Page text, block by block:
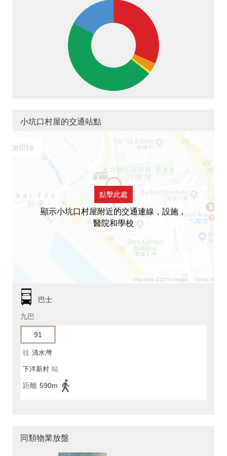
小坑口村屋的交通站點
點擊此處
顯示小坑口村屋附近的交通連線，設施，
醫院和學校
巴士
九巴
91
往 清水灣
下洋新村 站
距離 590m
同類物業放盤